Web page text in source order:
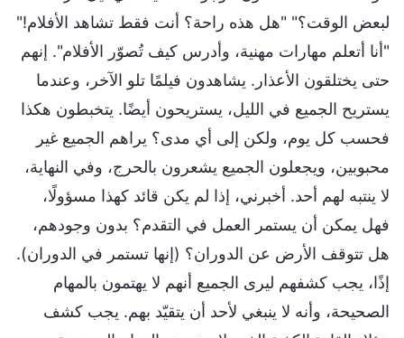
لبعض الوقت؟" "هل هذه راحة؟ أنت فقط تشاهد الأفلام!"
"أنا أتعلم مهارات مهنية، وأدرس كيف تُصوّر الأفلام". إنهم
حتى يختلقون الأعذار. يشاهدون فيلمًا تلو الآخر، وعندما
يستريح الجميع في الليل، يستريحون أيضًا. يتخبطون هكذا
فحسب كل يوم، ولكن إلى أي مدى؟ يراهم الجميع غير
محبوبين، ويجعلون الجميع يشعرون بالحرج، وفي النهاية،
لا ينتبه لهم أحد. أخبرني، إذا لم يكن قائد كهذا مسؤولًا،
فهل يمكن أن يستمر العمل في التقدم؟ بدون وجودهم،
هل تتوقف الأرض عن الدوران؟ (إنها تستمر في الدوران).
إذًا، يجب كشفهم ليرى الجميع أنهم لا يهتمون بالمهام
الصحيحة، وأنه لا ينبغي لأحد أن يتقيّد بهم. يجب كشف